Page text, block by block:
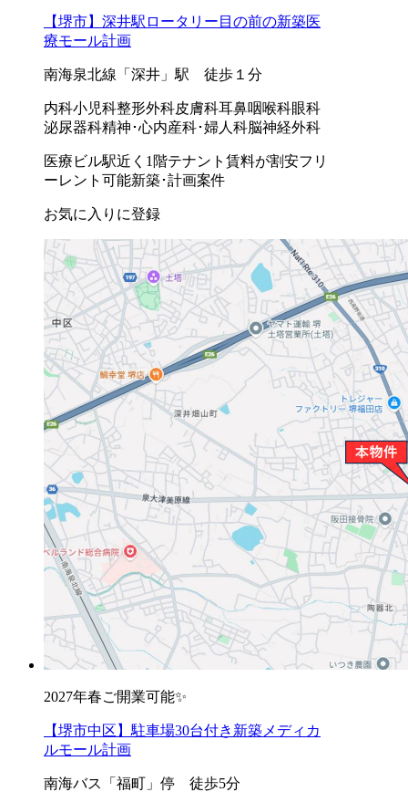
【堺市】深井駅ロータリー目の前の新築医
療モール計画
南海泉北線「深井」駅 徒歩１分
内科小児科整形外科皮膚科耳鼻咽喉科眼科
泌尿器科精神･心内産科･婦人科脳神経外科
医療ビル駅近く 1階テナント 賃料が割安フリ
ーレント可能新築･計画案件
お気に入りに登録
2027年春ご開業可能✨
【堺市中区】駐車場30台付き新築メディカ
ルモール計画
南海バス「福町」停 徒歩5分